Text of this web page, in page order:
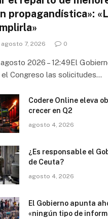
propagandística»:
agosto 7, 2026 0
2026 – 12:49El
el Congreso las solicitudes…
Codere Online eleva
crecer en Q2
agosto 4, 2026
¿Es responsable el
de Ceuta?
agosto 4, 2026
El Gobierno apunta
«ningún tipo de